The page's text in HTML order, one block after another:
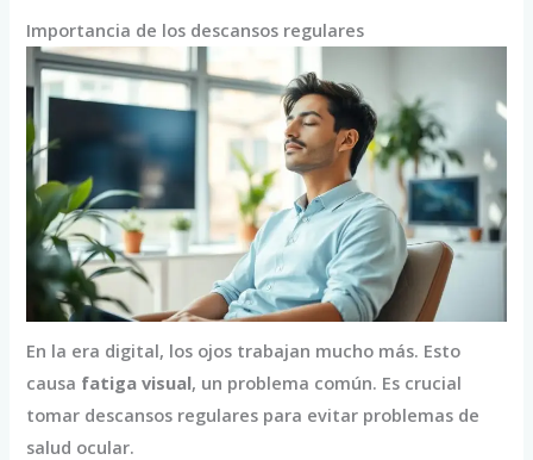
Importancia de los descansos regulares
En la era digital, los ojos trabajan mucho más. Esto
causa fatiga visual, un problema común. Es crucial
tomar descansos regulares para evitar problemas de
salud ocular.